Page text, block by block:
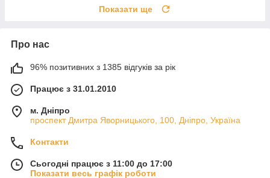
Показати ще
Про нас
96% позитивних з 1385 відгуків за рік
Працює з 31.01.2010
м. Дніпро
проспект Дмитра Яворницького, 100, Дніпро, Україна
Контакти
Сьогодні працює з 11:00 до 17:00
Показати весь графік роботи